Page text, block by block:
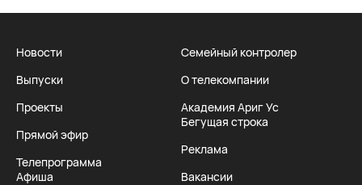
Новости
Выпуски
Проекты
Прямой эфир
Телепрограмма
Афиша
Семейный контролер
О телекомпании
Академия Ариг Ус
Бегущая строка
Реклама
Вакансии